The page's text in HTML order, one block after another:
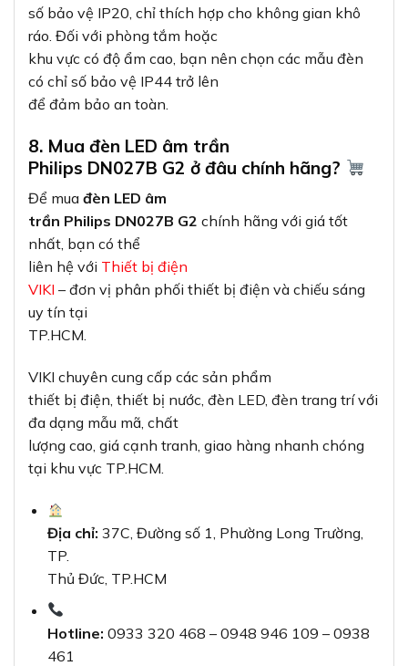
số bảo vệ IP20, chỉ thích hợp cho không gian khô
ráo. Đối với phòng tắm hoặc
khu vực có độ ẩm cao, bạn nên chọn các mẫu đèn
có chỉ số bảo vệ IP44 trở lên
để đảm bảo an toàn.
8. Mua đèn LED âm trần
Philips DN027B G2 ở đâu chính hãng?
Để mua đèn LED âm
trần Philips DN027B G2 chính hãng với giá tốt
nhất, bạn có thể
liên hệ với Thiết bị điện
VIKI – đơn vị phân phối thiết bị điện và chiếu sáng
uy tín tại
TP.HCM.
VIKI chuyên cung cấp các sản phẩm
thiết bị điện, thiết bị nước, đèn LED, đèn trang trí với
đa dạng mẫu mã, chất
lượng cao, giá cạnh tranh, giao hàng nhanh chóng
tại khu vực TP.HCM.
Địa chỉ: 37C, Đường số 1, Phường Long Trường,
TP.
Thủ Đức, TP.HCM
Hotline: 0933 320 468 – 0948 946 109 – 0938
461